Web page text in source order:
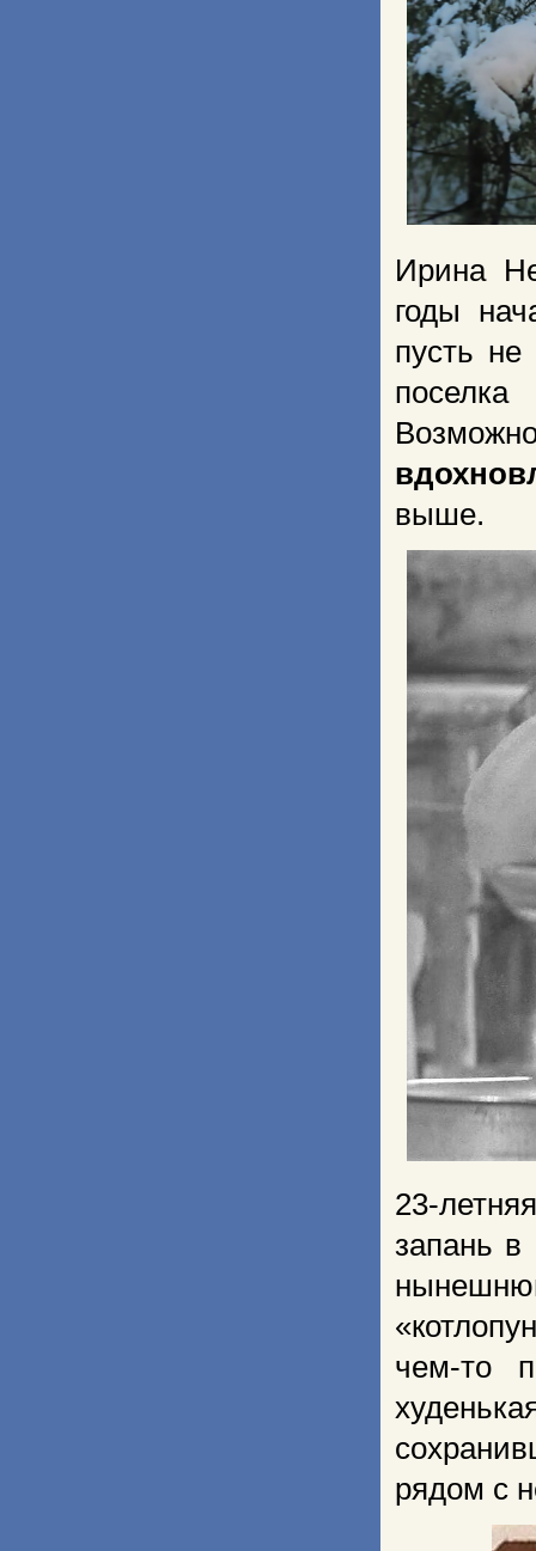
Ирина
годы
пусть
выше.
23-
запань в
чем-то
рядом с